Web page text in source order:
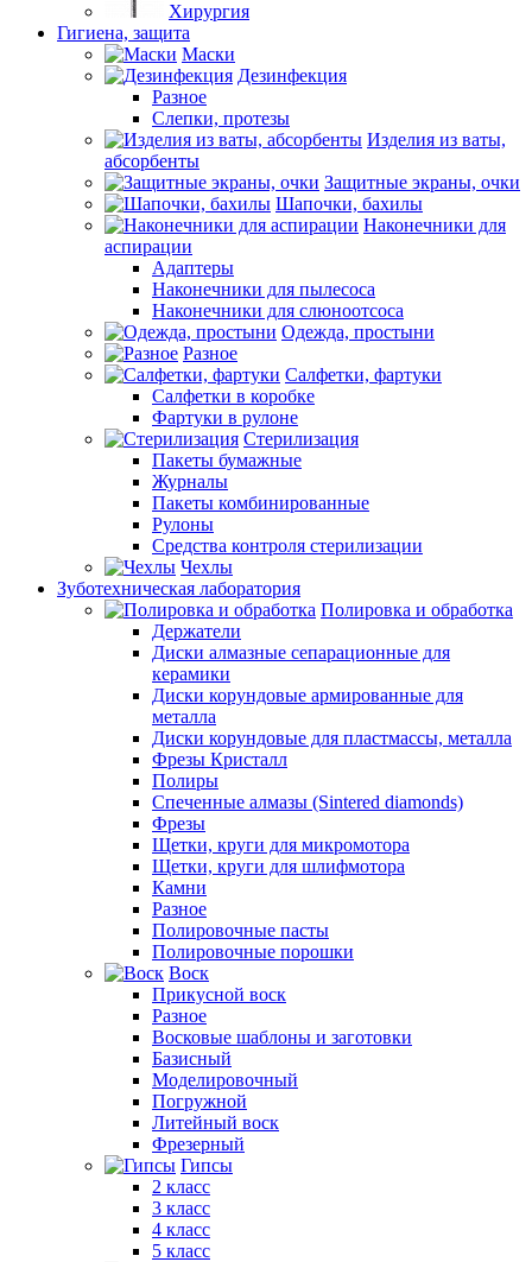
Хирургия
Гигиена, защита
Маски
Дезинфекция
Разное
Слепки, протезы
Изделия из ваты,
абсорбенты
Защитные экраны, очки
Шапочки, бахилы
Наконечники для
аспирации
Адаптеры
Наконечники для пылесоса
Наконечники для слюноотсоса
Одежда, простыни
Разное
Салфетки, фартуки
Салфетки в коробке
Фартуки в рулоне
Стерилизация
Пакеты бумажные
Журналы
Пакеты комбинированные
Рулоны
Средства контроля стерилизации
Чехлы
Зуботехническая лаборатория
Полировка и обработка
Держатели
Диски алмазные сепарационные для
керамики
Диски корундовые армированные для
металла
Диски корундовые для пластмассы, металла
Фрезы Кристалл
Полиры
Спеченные алмазы (Sintered diamonds)
Фрезы
Щетки, круги для микромотора
Щетки, круги для шлифмотора
Камни
Разное
Полировочные пасты
Полировочные порошки
Воск
Прикусной воск
Разное
Восковые шаблоны и заготовки
Базисный
Моделировочный
Погружной
Литейный воск
Фрезерный
Гипсы
2 класс
3 класс
4 класс
5 класс